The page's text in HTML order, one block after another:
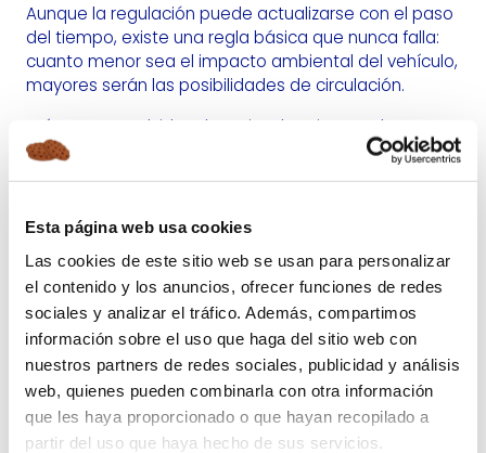
Esta página web usa cookies
Las cookies de este sitio web se usan para personalizar
el contenido y los anuncios, ofrecer funciones de redes
sociales y analizar el tráfico. Además, compartimos
información sobre el uso que haga del sitio web con
nuestros partners de redes sociales, publicidad y análisis
web, quienes pueden combinarla con otra información
que les haya proporcionado o que hayan recopilado a
partir del uso que haya hecho de sus servicios.
Aunque la regulación puede actualizarse con el paso
del tiempo, existe una regla básica que nunca falla:
cuanto menor sea el impacto ambiental del vehículo,
mayores serán las posibilidades de circulación.
Así que no te olvides de revisar la etiqueta de tu
coche y sus condiciones.
B Y VEHÍCULOS SIN ETIQUETA
La DGT clasifica los vehículos según sunivel de
emisiones mediante diferentes etiquetas
ambientales.
La categoría más favorable es laetiqueta Cero
Emisiones. Son los vehículos eléctricos puros,
algunos híbridos enchufables y modelos impulsados
por tecnologías de cero emisiones. Son los que